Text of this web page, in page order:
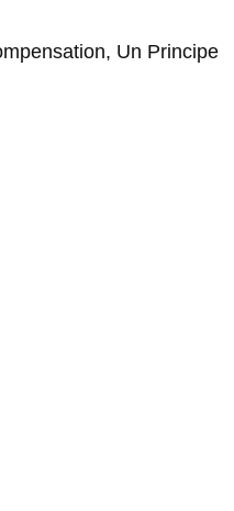
Un Principe